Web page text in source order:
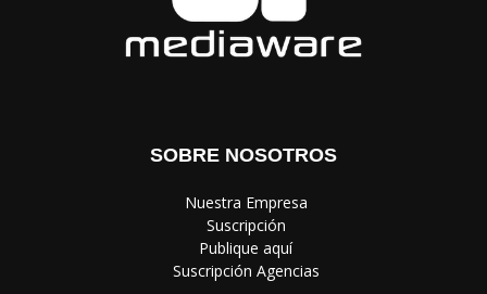
SOBRE NOSOTROS
‎ Nuestra Empresa
‎ Suscripción
‎ Publique aquí
‎ Suscripción Agencias